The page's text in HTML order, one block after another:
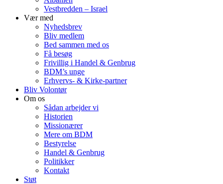
Vestbredden – Israel
Vær med
Nyhedsbrev
Bliv medlem
Bed sammen med os
Få besøg
Frivillig i Handel & Genbrug
BDM’s unge
Erhvervs- & Kirke-partner
Bliv Volontør
Om os
Sådan arbejder vi
Historien
Missionærer
Mere om BDM
Bestyrelse
Handel & Genbrug
Politikker
Kontakt
Støt